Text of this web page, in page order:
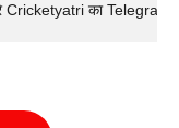
Cricketyatri का